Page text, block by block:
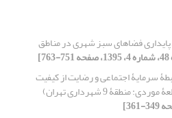
پایداری فضاهای سبز شهری در مناطق
سرمایۀ اجتماعی و رضایت از کیفیت
9 شهرداری تهران)